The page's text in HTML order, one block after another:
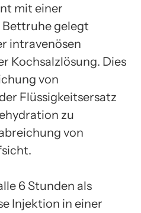
mit einer
Bettruhe gelegt
intravenösen
Kochsalzlösung. Dies
von
Flüssigkeitsersatz
zu
von
6 Stunden als
Injektion in einer